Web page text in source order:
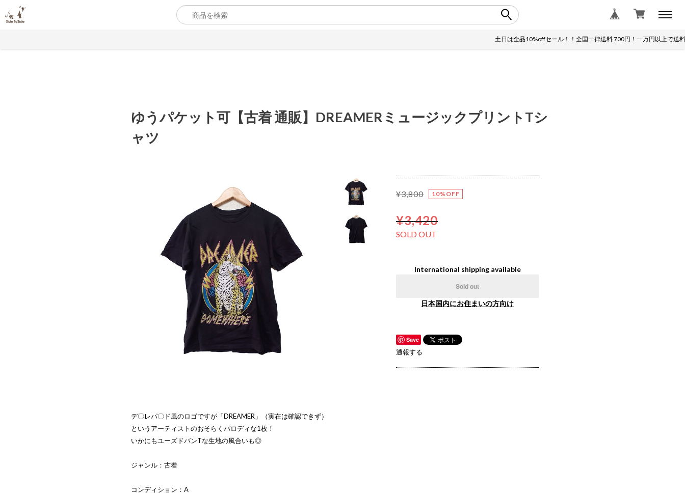
土日は全品10%offセール！！全国一律送料 700円！一万円以上で送料無
ゆうパケット可【古着 通販】DREAMERミュージックプリントTシ
ャツ
デ〇レパ〇ド風のロゴですが「DREAMER」（実在は確認できず）
というアーティストのおそらくパロディな1枚！
いかにもユーズドバンTな生地の風合いも◎
ジャンル：古着
コンディション：A
¥3,800 10%OFF
¥3,420
SOLD OUT
International shipping available
Sold out
日本国内にお住まいの方向け
Save
通報する